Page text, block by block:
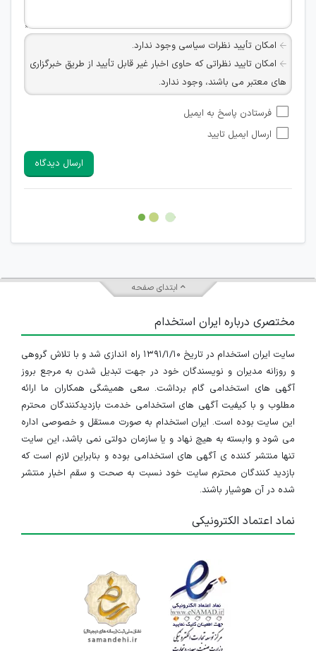
امکان تأیید نظرات سیاسی وجود ندارد.
امکان تایید نظراتی که حاوی اخبار غیر قابل تأیید از طریق خبرگزاری
های معتبر می باشند، وجود ندارد.
شبکه های مجازی ارتباطی می باشند وجود ندارد.
امکان تأیید نظرات کاربرانی که به هر طریقی قصد مأیوس کردن
هرگونه تحریک، تحقیر و کنایه به سایر افراد (مسئول و غیر مسئول)
غیر مجاز می باشد.
امکان هماهنگی برای هرگونه ملاقات حضوری چه به صورت دسته
فرستادن پاسخ به ایمیل
ارسال ایمیل تایید
ارسال دیدگاه
ابتدای صفحه
مختصری درباره ایران استخدام
سایت ایران استخدام در تاریخ ۱۳۹۱/۱/۱۰ راه اندازی شد و با تلاش گروهی
و روزانه مدیران و نویسندگان خود در جهت تبدیل شدن به مرجع بروز
آگهی های استخدامی گام برداشت. سعی همیشگی همکاران ما ارائه
مطلوب و با کیفیت آگهی های استخدامی خدمت بازدیدکنندگان محترم
این سایت بوده است. ایران استخدام به صورت مستقل و خصوصی اداره
می شود و وابسته به هیچ نهاد و یا سازمان دولتی نمی باشد، این سایت
تنها منتشر کننده ی آگهی های استخدامی بوده و بنابراین لازم است که
بازدید کنندگان محترم سایت خود نسبت به صحت و سقم اخبار منتشر
شده در آن هوشیار باشند.
نماد اعتماد الکترونیکی